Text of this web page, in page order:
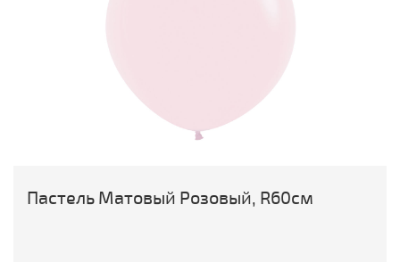
Пастель Матовый Розовый, R60см